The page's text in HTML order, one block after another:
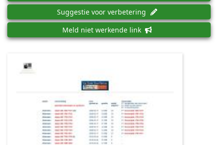
Suggestie voor verbetering
Meld niet werkende link